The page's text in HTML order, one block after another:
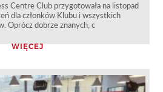
Centre Club przygotowała na listopad
dla członków Klubu i wszystkich
Oprócz dobrze znanych, c
WIĘCEJ